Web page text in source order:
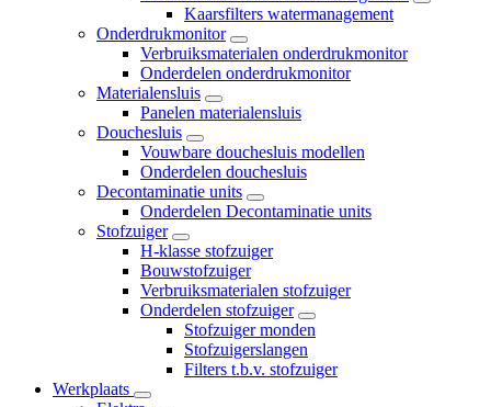
Kaarsfilters watermanagement
Onderdrukmonitor
Verbruiksmaterialen onderdrukmonitor
Onderdelen onderdrukmonitor
Materialensluis
Panelen materialensluis
Douchesluis
Vouwbare douchesluis modellen
Onderdelen douchesluis
Decontaminatie units
Onderdelen Decontaminatie units
Stofzuiger
H-klasse stofzuiger
Bouwstofzuiger
Verbruiksmaterialen stofzuiger
Onderdelen stofzuiger
Stofzuiger monden
Stofzuigerslangen
Filters t.b.v. stofzuiger
Werkplaats